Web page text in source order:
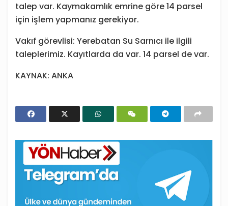
talep var. Kaymakamlık emrine göre 14 parsel
için işlem yapmanız gerekiyor.
Vakıf görevlisi: Yerebatan Su Sarnıcı ile ilgili
taleplerimiz. Kayıtlarda da var. 14 parsel de var.
KAYNAK: ANKA